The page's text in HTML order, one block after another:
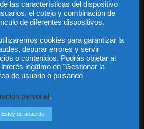
Quiénes somos
Legal
Privacidad
Contacto
Guía Colaboradores
info@diariojuridico.com
las características del dispositivo
el cotejo y combinación de
de diferentes dispositivos.
cookies para garantizar la
depurar errores y servir
o contenidos. Podrás objetar al
legítimo en "Gestionar la
de usuario o pulsando
personal .
Estoy de acuerdo